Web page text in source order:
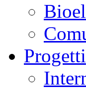
Progetti